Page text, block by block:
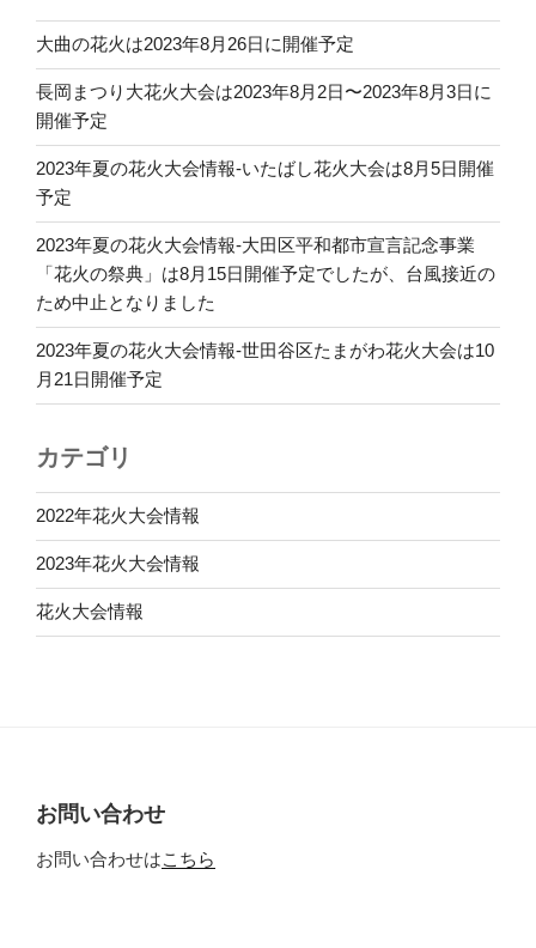
大曲の花火は2023年8月26日に開催予定
長岡まつり大花火大会は2023年8月2日〜2023年8月3日に
開催予定
2023年夏の花火大会情報-いたばし花火大会は8月5日開催
予定
2023年夏の花火大会情報-大田区平和都市宣言記念事業
「花火の祭典」は8月15日開催予定でしたが、台風接近の
ため中止となりました
2023年夏の花火大会情報-世田谷区たまがわ花火大会は10
月21日開催予定
カテゴリ
2022年花火大会情報
2023年花火大会情報
花火大会情報
お問い合わせ
お問い合わせはこちら